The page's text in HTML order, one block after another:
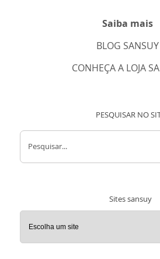
Saiba mais
BLOG SANSUY
CONHEÇA A LOJA
PESQUISAR NO
Pesquisar...
Sites sansuy